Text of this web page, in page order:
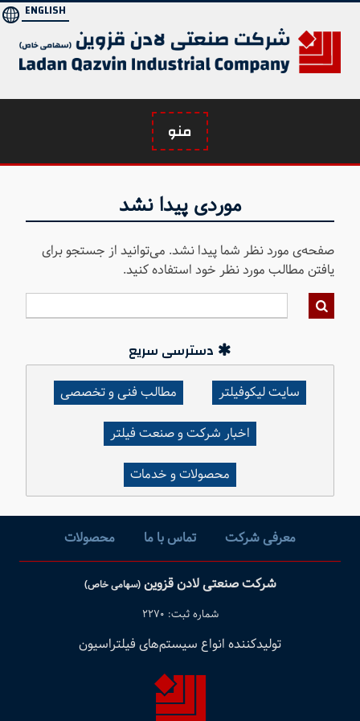
Skip
content
ENGLISH
منو
موردی پیدا نشد
صفحه‌ی مورد نظر شما پیدا نشد. می‌توانید از جستجو برای
یافتن مطالب مورد نظر خود استفاده کنید.
دسترسی سریع
سایت لیکوفیلتر مطالب فنی و تخصصی
اخبار شرکت و صنعت فیلتر
محصولات و خدمات
معرفی شرکت تماس با ما محصولات
شرکت صنعتی لادن قزوین(سهامی خاص)
شماره ثبت: ۲۲۷۰
تولیدکننده انواع سیستم‌های فیلتراسیون